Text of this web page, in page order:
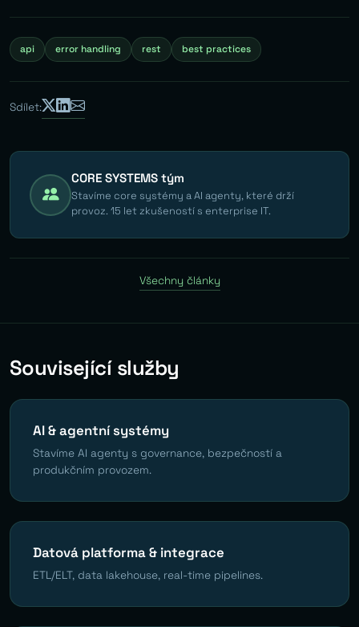
api error handling rest best practices
Sdílet:
CORE SYSTEMS tým
Stavíme core systémy a AI agenty, které drží
provoz. 15 let zkušeností s enterprise IT.
Všechny články
Související služby
AI & agentní systémy
Stavíme AI agenty s governance, bezpečností a
produkčním provozem.
Datová platforma & integrace
ETL/ELT, data lakehouse, real-time pipelines.